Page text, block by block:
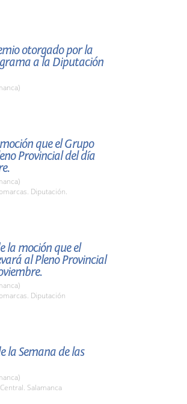
otorgado por la
a la Diputación
que el Grupo
Provincial del día
Diputación.
la moción que el
al Pleno Provincial
Diputación
la Semana de las
Salamanca